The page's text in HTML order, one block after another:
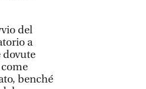
del
a
dovute
benché